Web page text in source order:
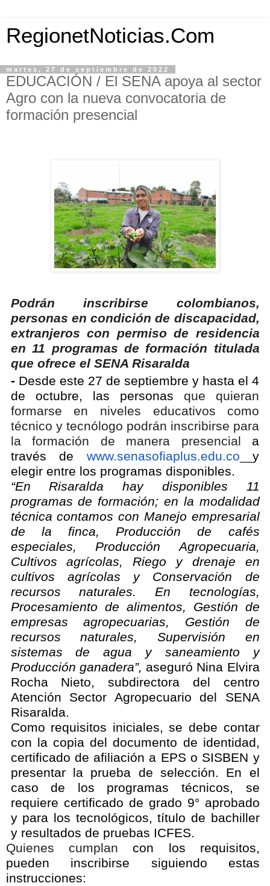
RegionetNoticias.Com
martes, 27 de septiembre de 2022
EDUCACIÓN / El SENA apoya al sector
Agro con la nueva convocatoria de
formación presencial
Podrán inscribirse colombianos,
personas en condición de discapacidad,
extranjeros con permiso de residencia
en 11 programas de formación titulada
que ofrece el SENA Risaralda
- Desde este 27 de septiembre y hasta el 4
de octubre, las personas
que quieran
formarse en niveles educativos como
técnico y tecnólogo podrán inscribirse para
la formación de manera presencial a
través de www.senasofiaplus.edu.co
y
elegir entre los programas disponibles.
“En Risaralda hay disponibles 11
programas de formación; en la modalidad
técnica contamos con Manejo empresarial
de la finca, Producción de cafés
especiales, Producción Agropecuaria,
Cultivos agrícolas, Riego y drenaje en
cultivos agrícolas y Conservación de
recursos naturales. En tecnologías,
Procesamiento de alimentos, Gestión de
empresas agropecuarias, Gestión de
recursos naturales, Supervisión en
sistemas de agua y saneamiento y
Producción ganadera”, aseguró Nina Elvira
Rocha Nieto, subdirectora del centro
Atención Sector Agropecuario del SENA
Risaralda.
Como requisitos iniciales, se debe contar
con la copia del documento de identidad,
certificado de afiliación a EPS o SISBEN y
presentar la prueba de selección. En el
caso de los programas técnicos, se
requiere certificado de grado 9° aprobado
y para los tecnológicos, título de bachiller
y resultados de pruebas ICFES.
Quienes cumplan con los requisitos,
pueden inscribirse siguiendo estas
instrucciones: